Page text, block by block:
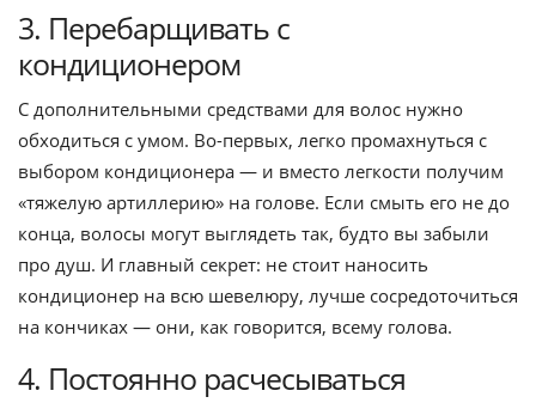
3. Перебарщивать с
кондиционером
С дополнительными средствами для волос нужно
обходиться с умом. Во-первых, легко промахнуться с
выбором кондиционера — и вместо легкости получим
«тяжелую артиллерию» на голове. Если смыть его не до
конца, волосы могут выглядеть так, будто вы забыли
про душ. И главный секрет: не стоит наносить
кондиционер на всю шевелюру, лучше сосредоточиться
на кончиках — они, как говорится, всему голова.
4. Постоянно расчесываться